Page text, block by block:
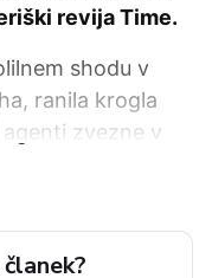
revija Time.
shodu v
ranila krogla
zvezne v